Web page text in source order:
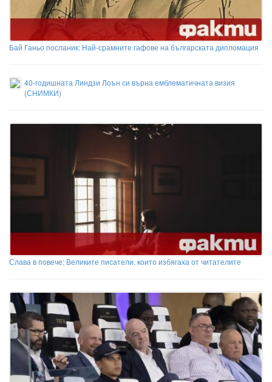
Бай Ганьо посланик: Най-срамните гафове на българската дипломация
40-годишната Линдзи Лоън си върна емблематичната визия
(СНИМКИ)
Слава в повече: Великите писатели, които избягаха от читателите